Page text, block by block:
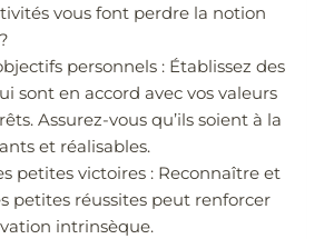
vous font perdre la notion
personnels : Établissez des
sont en accord avec vos valeurs
Assurez-vous qu’ils soient à la
et réalisables.
petites victoires : Reconnaître et
petites réussites peut renforcer
intrinsèque.